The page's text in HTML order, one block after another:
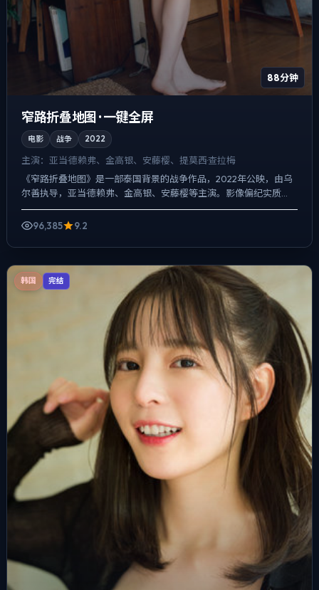
88分钟
窄路折叠地图 · 一键全屏
电影 战争 2022
主演： 亚当·德赖弗、金高银、安藤樱、提莫西·查拉梅
《窄路折叠地图》是一部泰国背景的战争作品，2022年公映，由乌
尔善执导，亚当·德赖弗、金高银、安藤樱等主演。影像偏纪实质
感，手持与固定机位交替出现，爱情线并不喧宾夺主，却成为推...
96,385
9.2
韩国 完结